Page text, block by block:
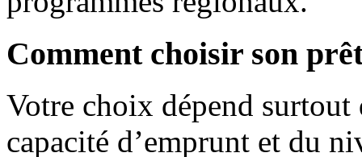
Comment choisir son
Votre choix dépend
capacité d’emprunt et du